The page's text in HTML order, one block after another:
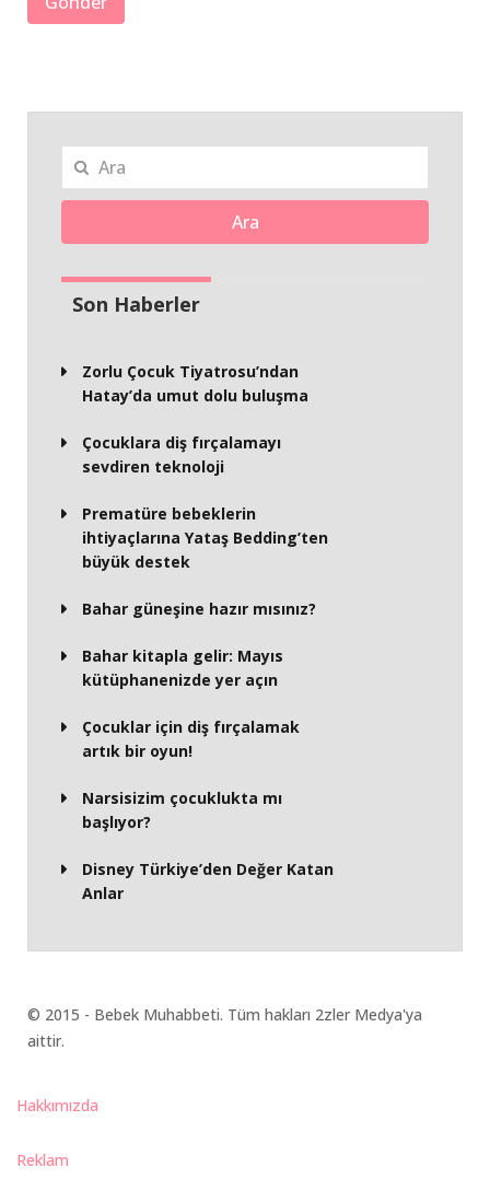
Ara
Son Haberler
Zorlu Çocuk Tiyatrosu’ndan
Hatay’da umut dolu buluşma
Çocuklara diş fırçalamayı
sevdiren teknoloji
Prematüre bebeklerin
ihtiyaçlarına Yataş Bedding’ten
büyük destek
Bahar güneşine hazır mısınız?
Bahar kitapla gelir: Mayıs
kütüphanenizde yer açın
Çocuklar için diş fırçalamak
artık bir oyun!
Narsisizim çocuklukta mı
başlıyor?
Disney Türkiye’den Değer Katan
Anlar
© 2015 - Bebek Muhabbeti. Tüm hakları 2zler Medya'ya
aittir.
Hakkımızda
Reklam